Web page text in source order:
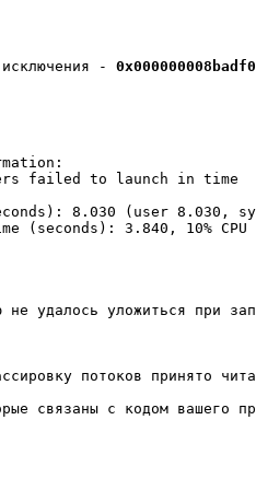
-
failed to launch in time
8.030 (user 8.030,
не удалось уложиться при
потоков принято
связаны с кодом вашего